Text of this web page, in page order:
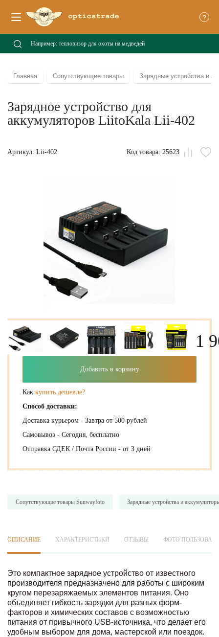
?
Главная Сопутствующие товары Зарядные устройства и
Зарядное устройство для
аккумуляторов LiitoKala Lii-402
Артикул: Lii-402 Код товара: 25623
1
Добавить в корзину
Как купить дешевле?
Способ доставки:
Доставка курьером - Завтра от 500 рублей
Самовывоз - Сегодня, бесплатно
Отправка СДЕК / Почта России - от 3 дней
Сопутствующие товары Sunwayfoto Зарядные устройства и
ОПИСАНИЕ ХАРАКТЕРИСТИКИ ОТЗЫВЫ ФОТО
Это компактное зарядное устройство от известного
производителя предназначено для работы с широким
кругом перезаряжаемых элементов питания. Оно
объединяет гибкость зарядки для разных форм-
факторов и химических составов с возможностью
питания от привычного USB-источника, что делает его
удобным выбором для дома, мастерской или поездок.